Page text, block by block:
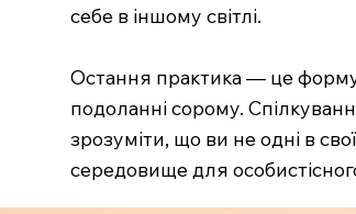
себе в іншому світлі.
Остання практика — це
подоланні сорому.
зрозуміти, що ви не одні в
середовище для